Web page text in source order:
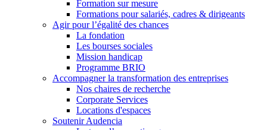
Formation sur mesure
Formations pour salariés, cadres & dirigeants
Agir pour l’égalité des chances
La fondation
Les bourses sociales
Mission handicap
Programme BRIO
Accompagner la transformation des entreprises
Nos chaires de recherche
Corporate Services
Locations d'espaces
Soutenir Audencia